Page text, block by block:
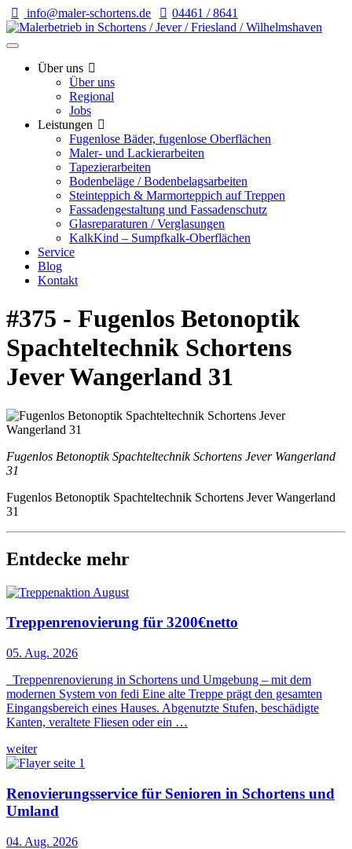
info@maler-schortens.de 04461 / 8641
Über uns
Über uns
Regional
Jobs
Leistungen
Fugenlose Bäder, fugenlose Oberflächen
Maler- und Lackierarbeiten
Tapezierarbeiten
Bodenbeläge / Bodenbelagsarbeiten
Steinteppich & Marmorteppich auf Treppen
Fassadengestaltung und Fassadenschutz
Glasreparaturen / Verglasungen
KalkKind – Sumpfkalk-Oberflächen
Service
Blog
Kontakt
#375 - Fugenlos Betonoptik
Spachteltechnik Schortens
Jever Wangerland 31
Fugenlos Betonoptik Spachteltechnik Schortens Jever Wangerland
31
Fugenlos Betonoptik Spachteltechnik Schortens Jever Wangerland
31
Entdecke mehr
Treppenrenovierung für 3200€netto
05. Aug. 2026
Treppenrenovierung in Schortens und Umgebung – mit dem
modernen System von fedi Eine alte Treppe prägt den gesamten
Eingangsbereich eines Hauses. Abgenutzte Stufen, beschädigte
Kanten, veraltete Fliesen oder ein …
weiter
Renovierungsservice für Senioren in Schortens und
Umland
04. Aug. 2026